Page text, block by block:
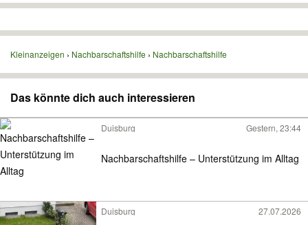
Kleinanzeigen Nachbarschaftshilfe Nachbarschaftshilfe
Das könnte dich auch interessieren
Duisburg Gestern, 23:44
Nachbarschaftshilfe – Unterstützung im Alltag
Duisburg 27.07.2026